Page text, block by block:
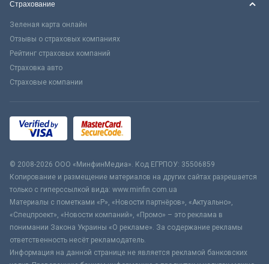
Страхование
Зеленая карта онлайн
Отзывы о страховых компаниях
Рейтинг страховых компаний
Страховка авто
Страховые компании
© 2008-2026 ООО «МинфинМедиа». Код ЕГРПОУ: 35506859
Копирование и размещение материалов на других сайтах разрешается
только с гиперссылкой вида: www.minfin.com.ua
Материалы с пометками «Р», «Новости партнёров», «Актуально»,
«Спецпроект», «Новости компаний», «Промо» – это реклама в
понимании Закона Украины «О рекламе». За содержание рекламы
ответственность несёт рекламодатель.
Информация на данной странице не является рекламой банковских